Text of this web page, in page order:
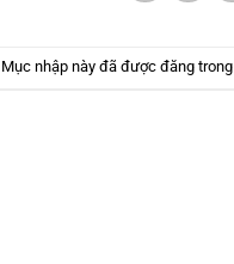
Mục nhập này đã được đăng trong